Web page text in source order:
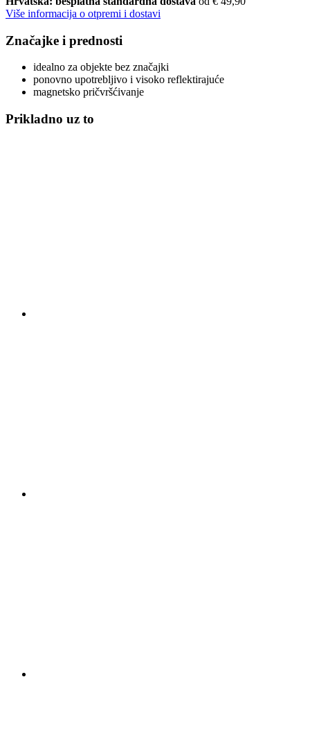
Više informacija o otpremi i dostavi
Značajke i prednosti
idealno za objekte bez značajki
ponovno upotrebljivo i visoko reflektirajuće
magnetsko pričvršćivanje
Prikladno uz to